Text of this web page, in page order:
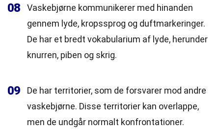
08
Vaskebjørne kommunikerer med hinanden
gennem lyde, kropssprog og duftmarkeringer.
De har et bredt vokabularium af lyde, herunder
knurren, piben og skrig.
09
De har territorier, som de forsvarer mod andre
vaskebjørne. Disse territorier kan overlappe,
men de undgår normalt konfrontationer.